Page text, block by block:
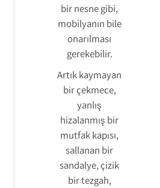
bir nesne gibi,
mobilyanın bile
onarılması
gerekebilir.
Artık kaymayan
bir çekmece,
yanlış
hizalanmış bir
mutfak kapısı,
sallanan bir
sandalye, çizik
bir tezgah,